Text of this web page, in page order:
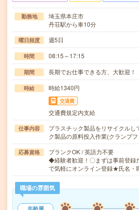
勤務地
埼玉県本庄市
丹荘駅から車10分
曜日頻度 週5日
時間 08:15～17:15
期間 長期でお仕事できる方、大歓迎！
時給 時給1340円
交通費
交通費規定内支給
仕事内容
プラスチック製品をリサイクルし
ク製品の原料投入作業(クランプ
応募資格
ブランクOK / 英語力不要
◆経験者歓迎！〇まずは事前登録
で気軽にオンライン登録★氏名・
職場の雰囲気
年齢層